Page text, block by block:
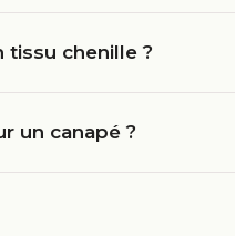
tissu chenille ?
un canapé ?